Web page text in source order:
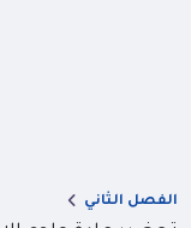
الفصل الثاني